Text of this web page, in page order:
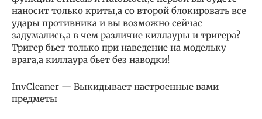
наносит только криты,а со второй блокировать все
удары противника и вы возможно сейчас
задумались,а в чем различие киллауры и тригера?
Тригер бьет только при наведение на модельку
врага,а киллаура бьет без наводки!
InvCleaner — Выкидывает настроенные вами
предметы